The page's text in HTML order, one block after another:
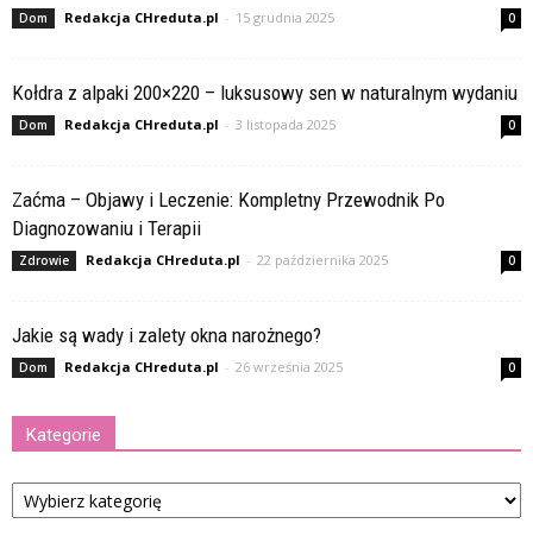
Dom Redakcja CHreduta.pl - 15 grudnia 2025 0
Kołdra z alpaki 200×220 – luksusowy sen w naturalnym wydaniu
Dom Redakcja CHreduta.pl - 3 listopada 2025 0
Zaćma – Objawy i Leczenie: Kompletny Przewodnik Po
Diagnozowaniu i Terapii
Zdrowie Redakcja CHreduta.pl - 22 października 2025 0
Jakie są wady i zalety okna narożnego?
Dom Redakcja CHreduta.pl - 26 września 2025 0
Kategorie
Kategorie